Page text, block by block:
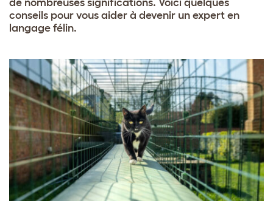
de nombreuses significations. Voici quelques
conseils pour vous aider à devenir un expert en
langage félin.